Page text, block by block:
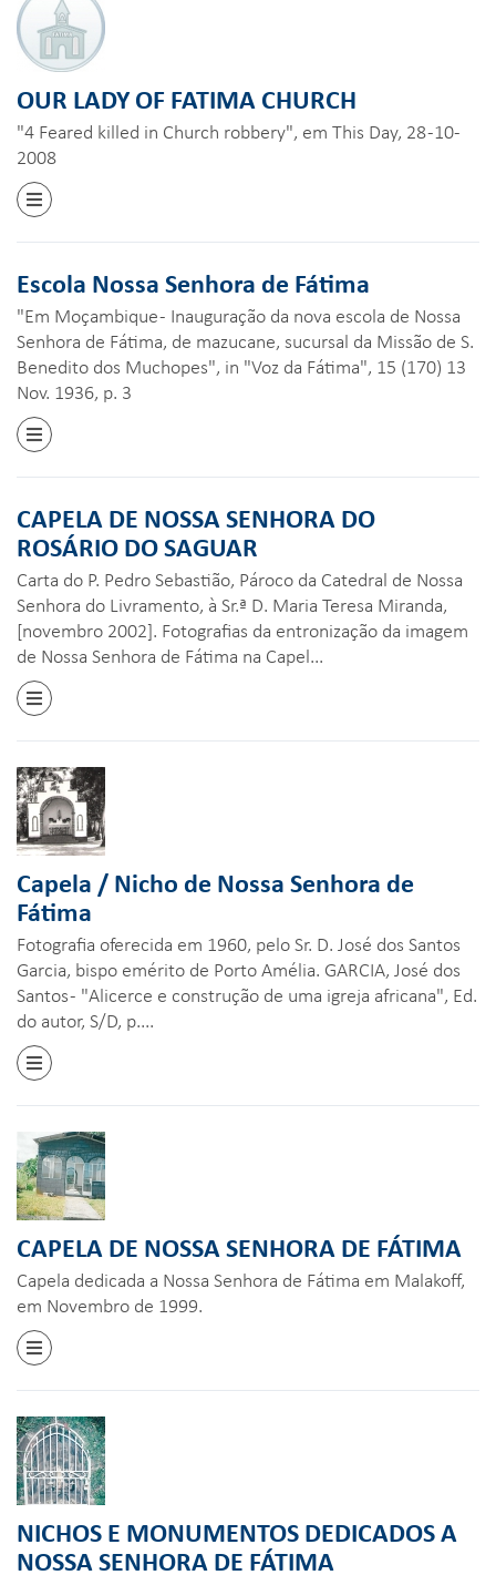
OUR LADY OF FATIMA CHURCH
"4 Feared killed in Church robbery", em This Day, 28 -10-
2008
Escola Nossa Senhora de Fátima
"Em Moçambique - Inauguração da nova escola de Nossa
Senhora de Fátima, de mazucane, sucursal da Missão de S.
Benedito dos Muchopes", in "Voz da Fátima", 15 (170) 13
Nov. 1936, p. 3
CAPELA DE NOSSA SENHORA DO
ROSÁRIO DO SAGUAR
Carta do P. Pedro Sebastião, Pároco da Catedral de Nossa
Senhora do Livramento, à Sr.ª D. Maria Teresa Miranda,
[novembro 2002]. Fotografias da entronização da imagem
de Nossa Senhora de Fátima na Capel...
Capela / Nicho de Nossa Senhora de
Fátima
Fotografia oferecida em 1960, pelo Sr. D. José dos Santos
Garcia, bispo emérito de Porto Amélia. GARCIA, José dos
Santos - "Alicerce e construção de uma igreja africana", Ed.
do autor, S/D, p....
CAPELA DE NOSSA SENHORA DE FÁTIMA
Capela dedicada a Nossa Senhora de Fátima em Malakoff,
em Novembro de 1999.
NICHOS E MONUMENTOS DEDICADOS A
NOSSA SENHORA DE FÁTIMA